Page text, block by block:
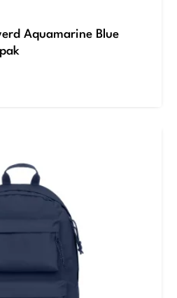
Aquamarine Blue